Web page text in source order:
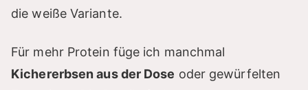
die weiße Variante.
Für mehr Protein füge ich manchmal
Kichererbsen aus der Dose oder gewürfelten